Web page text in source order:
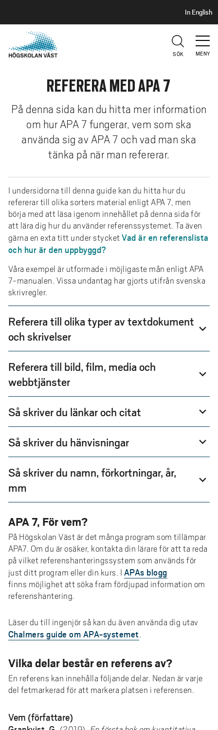
D
H
U
V
In English
MENY
SÖK
REFERERA MED APA 7
På denna sida kan du hitta mer information
om hur APA 7 fungerar, vem som ska
använda sig av APA 7 och vad man ska
tänka på när man refererar.
I undersidorna till denna guide kan du hitta hur du
refererar till olika sorters material enligt APA 7, men
börja med att läsa igenom innehållet på denna sida för
att lära dig hur du använder referenssystemet. Ta även
gärna en exta titt under stycketVad är en referenslista
och hur är den uppbyggd?
Våra exempel är utformade i möjligaste mån enligt APA
7-manualen. Vissa undantag har gjorts utifrån svenska
skrivregler.
Referera till olika typer av textdokument
och skrivelser
expand_more
Referera till bild, film, media och
webbtjänster
expand_more
Så skriver du länkar och citat expand_more
Så skriver du hänvisningar expand_more
Så skriver du namn, förkortningar, år,
mm
expand_more
APA 7, För vem?
På Högskolan Väst är det många program som tillämpar
APA7. Om du är osäker, kontakta din lärare för att ta reda
på vilket referenshanteringssystem som används för
just ditt program eller din kurs. I APAs blogg
finns möjlighet att söka fram fördjupad information om
referenshantering.
Läser du till ingenjör så kan du även använda dig utav
Chalmers guide om APA-systemet.
Vilka delar består en referens av?
En referens kan innehålla följande delar. Nedan är varje
del fetmarkerad för att markera platsen i referensen.
Vem (författare)